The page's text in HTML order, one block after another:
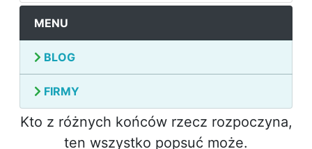
MENU
BLOG
FIRMY
Kto z różnych końców rzecz rozpoczyna,
ten wszystko popsuć może.